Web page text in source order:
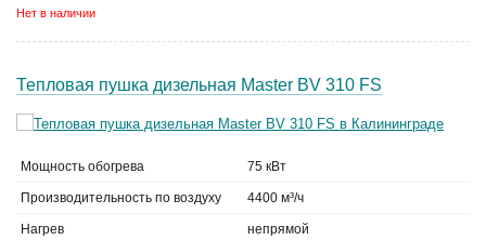
Нет в наличии
Тепловая пушка дизельная Master BV 310 FS
Мощность обогрева 75 кВт
Производительность по воздуху 4400 м³/ч
Нагрев непрямой